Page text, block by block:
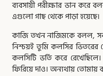
ব্যবসায়ী পরীক্ষার ভান
এগুলো গাছ থেকে পাড়া হয়েছে।
কাজি তখন নাজিমকে বলল, সব
নিশ্চয়ই তুমি কলসির
কলসিটি ভর্তি করে
ফিরিয়ে দাও। অন্যথায় তোমায়